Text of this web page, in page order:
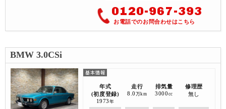
0120-967-393
お電話でのお問合わせはこちら
BMW 3.0CSi
年式
(初度登録)
1973 年
走行
8.0 万km
排気量
3000 cc
修理歴
無し